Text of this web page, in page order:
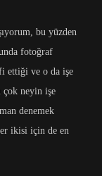
bu yüzden
fotoğraf
ettiği ve o da işe
çok neyin işe
denemek
ikisi için de en